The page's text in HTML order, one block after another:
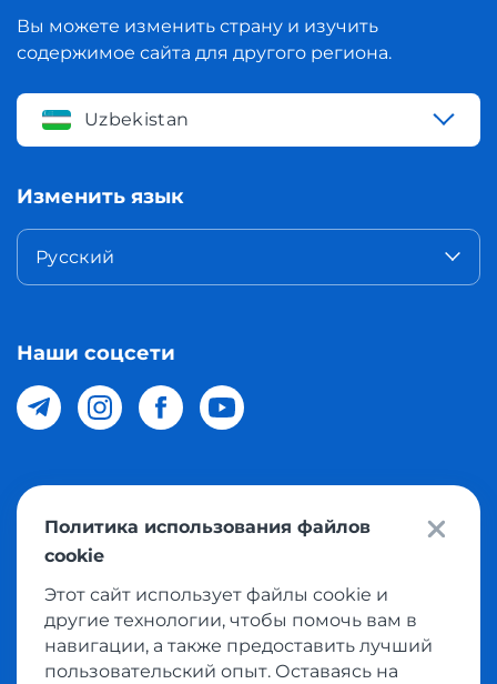
Вы можете изменить страну и изучить
содержимое сайта для другого региона.
Uzbekistan
Изменить язык
Русский
Наши соцсети
© 2026 Meest Shopping доставка покупок с интернет
магазинов мира в Узбекистан. Все права защищены
Политика конфиденциальности
Условия использования сервисом выкупа товаров
Политика использования файлов
cookie
Этот сайт использует файлы cookie и
другие технологии, чтобы помочь вам в
навигации, а также предоставить лучший
пользовательский опыт. Оставаясь на